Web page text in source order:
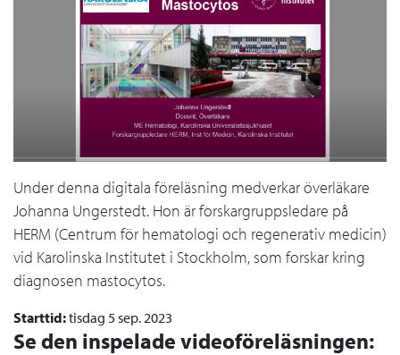
Under denna digitala föreläsning medverkar överläkare
Johanna Ungerstedt. Hon är forskargruppsledare på
HERM (Centrum för hematologi och regenerativ medicin)
vid Karolinska Institutet i Stockholm, som forskar kring
diagnosen mastocytos.
Starttid:tisdag 5 sep. 2023
Se den inspelade videoföreläsningen: